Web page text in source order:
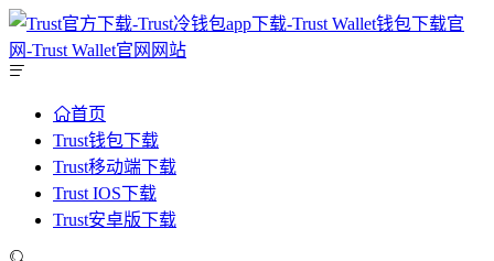
首页
Trust钱包下载
Trust移动端下载
Trust IOS下载
Trust安卓版下载